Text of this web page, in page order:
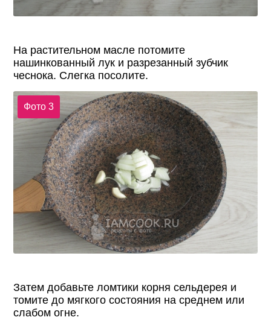
На растительном масле потомите
нашинкованный лук и разрезанный зубчик
чеснока. Слегка посолите.
Фото 3
Затем добавьте ломтики корня сельдерея и
томите до мягкого состояния на среднем или
слабом огне.